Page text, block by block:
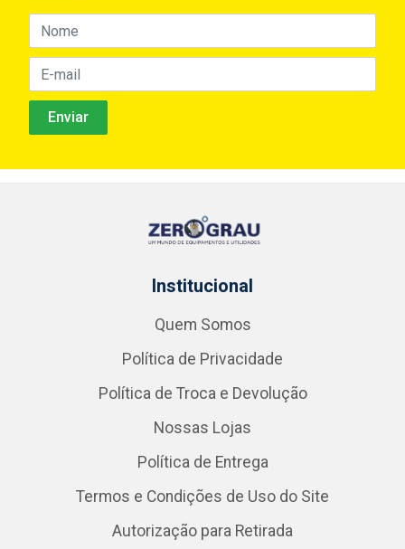
Institucional
Quem Somos
Política de Privacidade
Política de Troca e Devolução
Nossas Lojas
Política de Entrega
Termos e Condições de Uso do Site
Autorização para Retirada